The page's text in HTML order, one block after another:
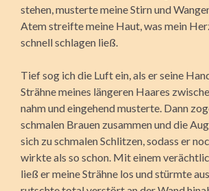
stehen, musterte meine Stirn und
Atem streifte meine Haut, was mein
schnell schlagen ließ.
Tief sog ich die Luft ein, als er seine
Strähne meines längeren Haares
nahm und eingehend musterte. Dann
schmalen Brauen zusammen und die
sich zu schmalen Schlitzen, sodass er
wirkte als so schon. Mit einem
ließ er meine Strähne los und stürmte